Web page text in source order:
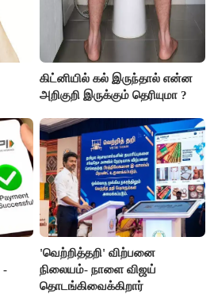
கிட்னியில் கல் இருந்தால் என்ன
அறிகுறி இருக்கும் தெரியுமா ?
-
'வெற்றித்தறி' விற்பனை
நிலையம்- நாளை விஜய்
தொடங்கிவைக்கிறார்